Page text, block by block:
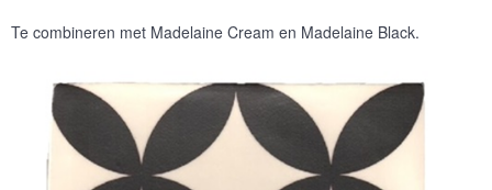
Te combineren met Madelaine Cream en Madelaine Black.